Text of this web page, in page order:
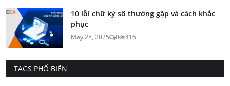
10 lỗi chữ ký số thường gặp và cách khắc
phục
May 28, 2025 0 416
TAGS PHỔ BIẾN